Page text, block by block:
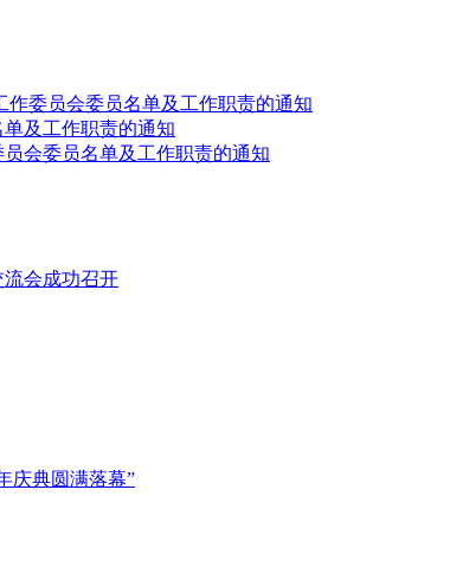
委员会委员名单及工作职责的通知
及工作职责的通知
会委员名单及工作职责的通知
会成功召开
庆典圆满落幕”